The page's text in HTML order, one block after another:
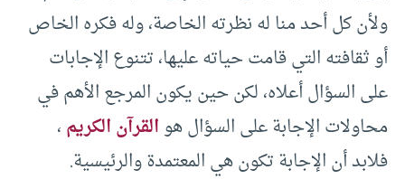
ولأن كل أحد منا له نظرته الخاصة، وله فكره الخاص
أو ثقافته التي قامت حياته عليها، تتنوع الإجابات
على السؤال أعلاه، لكن حين يكون المرجع الأهم في
محاولات الإجابة على السؤال هوالقرآن الكريم،
فلابد أن الإجابة تكون هي المعتمدة والرئيسية.